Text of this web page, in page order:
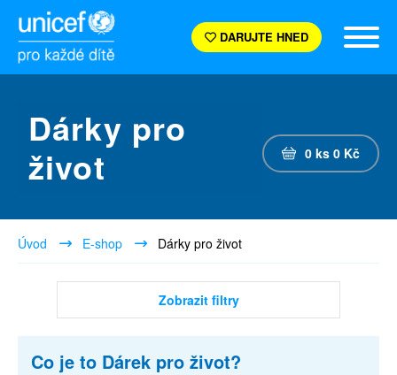
DARUJTE HNED
Dárky pro
život
0 ks 0 Kč
Úvod E-shop Dárky pro život
Zobrazit filtry
Co je to Dárek pro život?